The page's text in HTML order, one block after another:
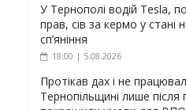
У Тернополі водій Tesla,
прав, сів за кермо у стані
сп’яніння
18:00 | 5.08.2026
Протікав дах і не
Тернопільщині лише після